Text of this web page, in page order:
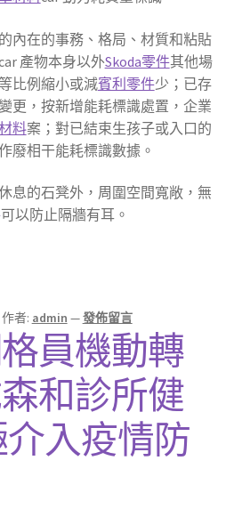
內在的事務、格局、材質和粘貼
產物本身以外Skoda零件其他場
比例縮小或減賓利零件少；已存
更，按新增能耗標識處置，企業
料案；對已結束生孩子或入口的
廢相干能耗標識數據。
息的石凳外，周圍空間寬敞，無
可以防止隔牆有耳。
作者: admin —發佈留言
員機動轉
和診所健
入疫情防